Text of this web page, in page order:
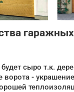
гаражных
будет сыро т.к.
ворота -